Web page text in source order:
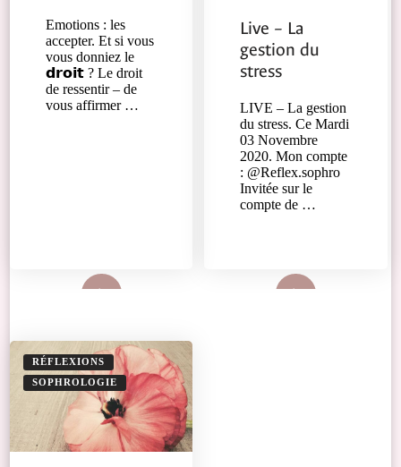
Emotions : les
accepter. Et si vous
vous donniez le
𝗱𝗿𝗼𝗶𝘁 ? Le droit
de ressentir – de
vous affirmer …
Live – La
gestion du
stress
LIVE – La gestion
du stress. Ce Mardi
03 Novembre
2020. Mon compte
: @Reflex.sophro
Invitée sur le
compte de …
RÉFLEXIONS
SOPHROLOGIE